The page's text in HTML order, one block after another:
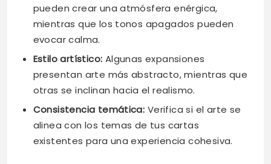
pueden crear una atmósfera enérgica,
mientras que los tonos apagados pueden
evocar calma.
Estilo artístico: Algunas expansiones
presentan arte más abstracto, mientras que
otras se inclinan hacia el realismo.
Consistencia temática: Verifica si el arte se
alinea con los temas de tus cartas
existentes para una experiencia cohesiva.